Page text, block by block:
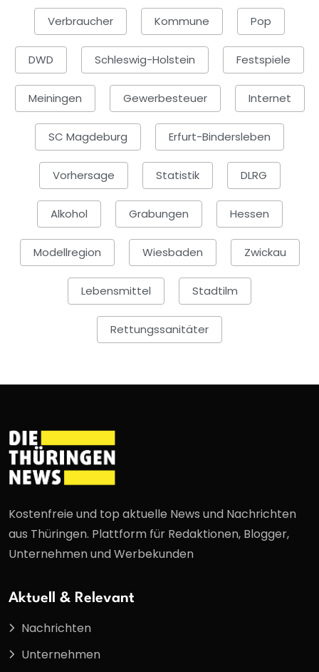
Verbraucher Kommune Pop
DWD Schleswig-Holstein Festspiele
Meiningen Gewerbesteuer Internet
SC Magdeburg Erfurt-Bindersleben
Vorhersage Statistik DLRG
Alkohol Grabungen Hessen
Modellregion Wiesbaden Zwickau
Lebensmittel Stadtilm
Rettungssanitäter
Kostenfreie und top aktuelle News und Nachrichten
aus Thüringen. Plattform für Redaktionen, Blogger,
Unternehmen und Werbekunden
Aktuell & Relevant
Nachrichten
Unternehmen